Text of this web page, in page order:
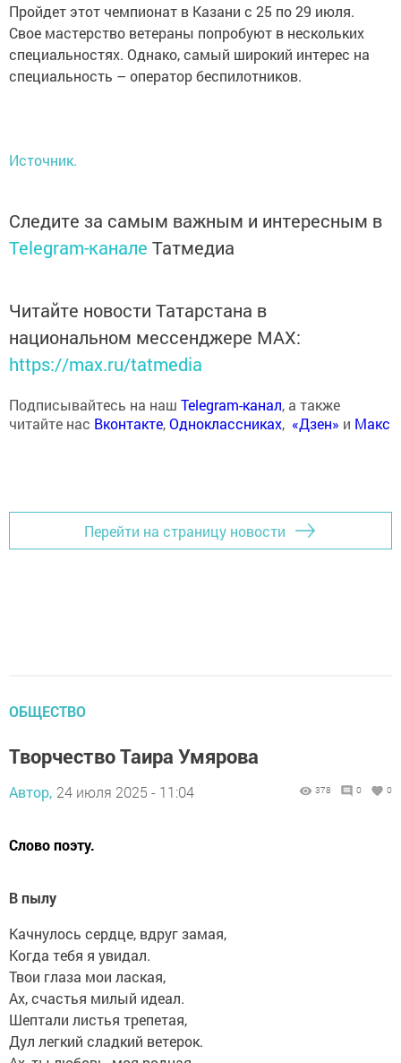
Пройдет этот чемпионат в Казани с 25 по 29 июля.
Свое мастерство ветераны попробуют в нескольких
специальностях. Однако, самый широкий интерес на
специальность – оператор беспилотников.
Источник.
Следите за самым важным и интересным в
Telegram-канале Татмедиа
Читайте новости Татарстана в
национальном мессенджере MАХ:
https://max.ru/tatmedia
Подписывайтесь на наш Telegram-канал, а также
читайте нас Вконтакте,Одноклассниках, «Дзен» и Макс
Перейти на страницу новости
ОБЩЕСТВО
Творчество Таира Умярова
Автор, 24 июля 2025 - 11:04 378 0 0
Слово поэту.
В пылу
Качнулось сердце, вдруг замая,
Когда тебя я увидал.
Твои глаза мои лаская,
Ах, счастья милый идеал.
Шептали листья трепетая,
Дул легкий сладкий ветерок.